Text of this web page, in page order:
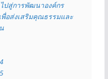
ปสู่การพัฒนาองค์กร
พื่อส่งเสริมคุณธรรมและ